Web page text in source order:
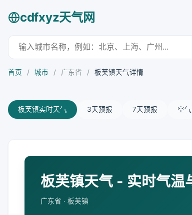
cdfxyz天气网
首页 / 城市 / 广东省 / 板芙镇天气详情
板芙镇实时天气 3天预报 7天预报 空
板芙镇天气 - 实时气温
广东省 · 板芙镇